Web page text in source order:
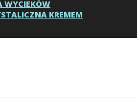
WYCIEKÓW
KREMEM